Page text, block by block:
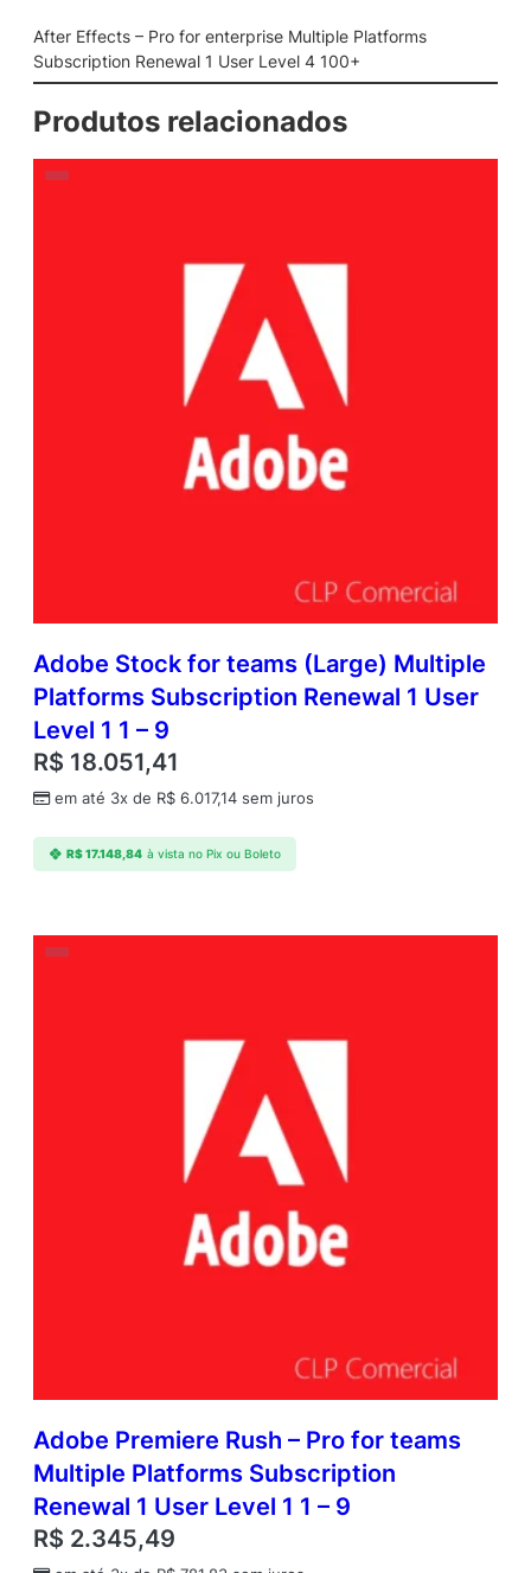
After Effects – Pro for enterprise Multiple Platforms
Subscription Renewal 1 User Level 4 100+
Produtos relacionados
Adobe Stock for teams (Large) Multiple
Platforms Subscription Renewal 1 User
Level 1 1 – 9
R$ 18.051,41
em até 3x de R$ 6.017,14 sem juros
R$17.148,84 à vista no Pix ou Boleto
Adobe Premiere Rush – Pro for teams
Multiple Platforms Subscription
Renewal 1 User Level 1 1 – 9
R$ 2.345,49